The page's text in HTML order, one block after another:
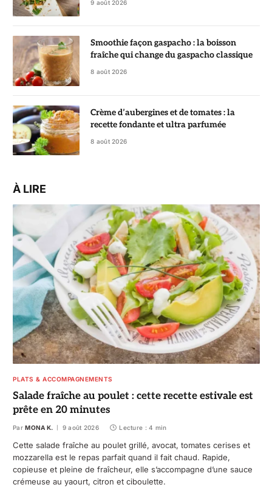
9 août 2026
Smoothie façon gaspacho : la boisson
fraîche qui change du gaspacho classique
8 août 2026
Crème d’aubergines et de tomates : la
recette fondante et ultra parfumée
8 août 2026
À LIRE
PLATS & ACCOMPAGNEMENTS
Salade fraîche au poulet : cette recette estivale est
prête en 20 minutes
Par MONA K. 9 août 2026 Lecture : 4 min
Cette salade fraîche au poulet grillé, avocat, tomates cerises et
mozzarella est le repas parfait quand il fait chaud. Rapide,
copieuse et pleine de fraîcheur, elle s’accompagne d’une sauce
crémeuse au yaourt, citron et ciboulette.